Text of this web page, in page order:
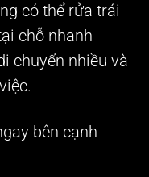
có thể rửa trái
chỗ nhanh
chuyển nhiều và